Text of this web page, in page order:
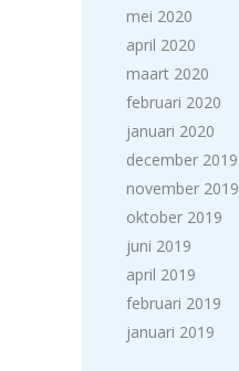
mei 2020
april 2020
maart 2020
februari 2020
januari 2020
december 2019
november 2019
oktober 2019
juni 2019
april 2019
februari 2019
januari 2019